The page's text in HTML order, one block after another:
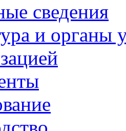
сведения
и органы